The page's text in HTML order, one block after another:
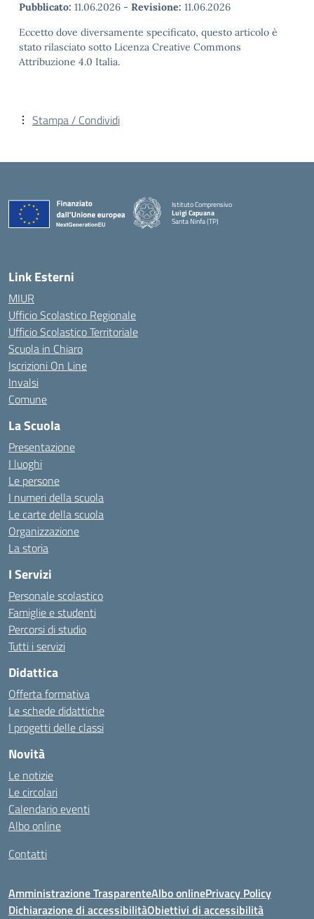
Pubblicato: 11.06.2026 - Revisione: 11.06.2026
Eccetto dove diversamente specificato, questo articolo è
stato rilasciato sotto Licenza Creative Commons
Attribuzione 4.0 Italia.
Stampa / Condividi
Istituto Comprensivo
Luigi Capuana
Santa Ninfa (TP)
Link Esterni
MIUR
Ufficio Scolastico Regionale
Ufficio Scolastico Territoriale
Scuola in Chiaro
Iscrizioni On Line
Invalsi
Comune
La Scuola
Presentazione
I luoghi
Le persone
I numeri della scuola
Le carte della scuola
Organizzazione
La storia
I Servizi
Personale scolastico
Famiglie e studenti
Percorsi di studio
Tutti i servizi
Didattica
Offerta formativa
Le schede didattiche
I progetti delle classi
Novità
Le notizie
Le circolari
Calendario eventi
Albo online
Contatti
Amministrazione TrasparenteAlbo onlinePrivacy Policy
Dichiarazione di accessibilitàObiettivi di accessibilità